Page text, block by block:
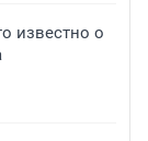
известно о